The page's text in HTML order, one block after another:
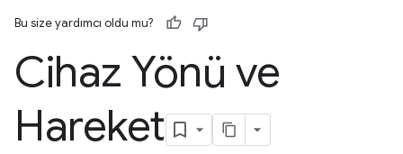
Bu size yardımcı oldu mu?
Cihaz Yönü ve
Hareket